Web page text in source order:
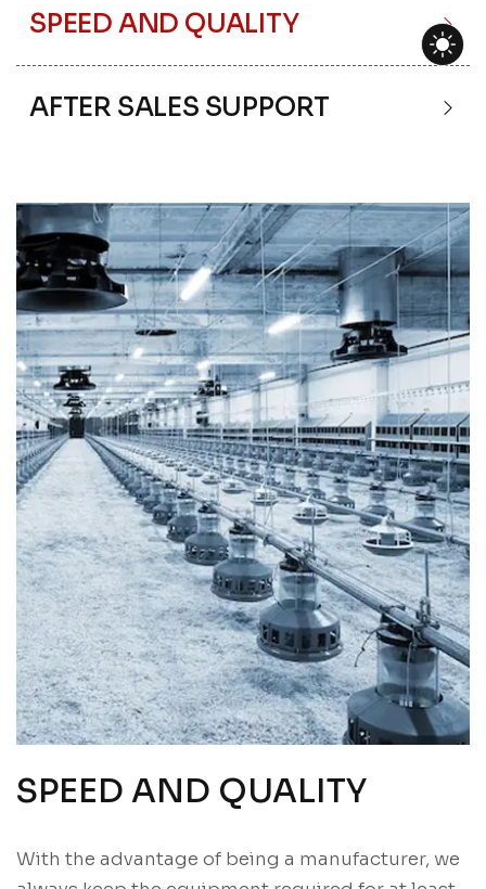
SPEED AND QUALITY
AFTER SALES SUPPORT
SPEED AND QUALITY
With the advantage of being a manufacturer, we